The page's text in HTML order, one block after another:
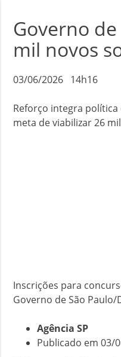
Governo
mil novos
03/06/2026 14h16
Reforço integra
meta de viabilizar 26
Inscrições para
Governo de São Paulo/
Agência SP
Publicado em 03/